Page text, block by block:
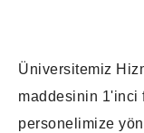
Üniversitemiz
maddesinin 1'inci
personelimize